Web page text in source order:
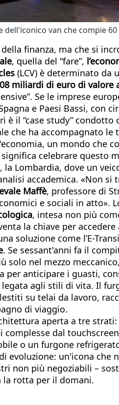
van che compie 60
della finanza, ma che si
, quella del “fare”,
(LCV) è determinato
miliardi di euro di valore
Se le imprese
e Paesi Bassi, con
è il “case study” condotto
che ha accompagnato
un mondo che
celebrare
Lombardia, dove un
accademica. «Non
Maffè, professore di
e sociali in
, intesa non più
la chiave per
soluzione come l’E-
. Se sessant'anni fa il
solo nel mezzo
per anticipare i guasti,
agli stili di vita. Il
su telai da lavoro,
di viaggio.
aperta a tre
dal
o un furgone
evoluzione: un'icona
non più negoziabili –
la rotta per il domani.